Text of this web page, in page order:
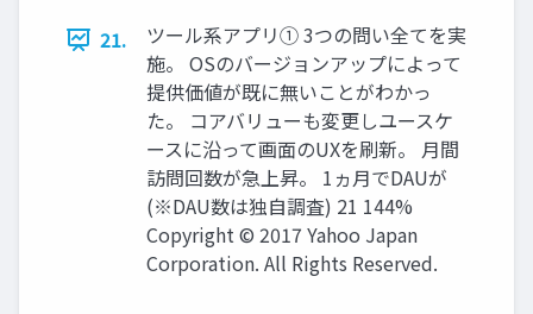
21.
ツール系アプリ① 3つの問い全てを実
施。 OSのバージョンアップによって
提供価値が既に無いことがわかっ
た。 コアバリューも変更しユースケ
ースに沿って画⾯のUXを刷新。 ⽉間
訪問回数が急上昇。 1ヵ⽉でDAUが
(※DAU数は独⾃調査) 21 144%
Copyright © 2017 Yahoo Japan
Corporation. All Rights Reserved.